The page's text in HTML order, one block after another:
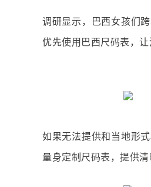
调研显示，巴西女孩们
优先使用巴西尺码表，让
如果无法提供和当地形
量身定制尺码表，提供